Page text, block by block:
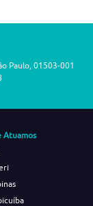
Paulo, 01503-001
Atuamos